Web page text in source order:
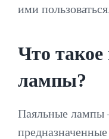
ими
Что
лампы?
Паяльные лампы